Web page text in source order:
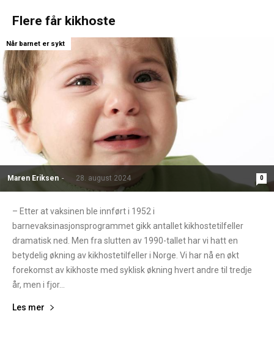
Flere får kikhoste
Maren Eriksen - 28. august 2024 0
Når barnet er sykt
– Etter at vaksinen ble innført i 1952 i
barnevaksinasjonsprogrammet gikk antallet kikhostetilfeller
dramatisk ned. Men fra slutten av 1990-tallet har vi hatt en
betydelig økning av kikhostetilfeller i Norge. Vi har nå en økt
forekomst av kikhoste med syklisk økning hvert andre til tredje
år, men i fjor...
Les mer